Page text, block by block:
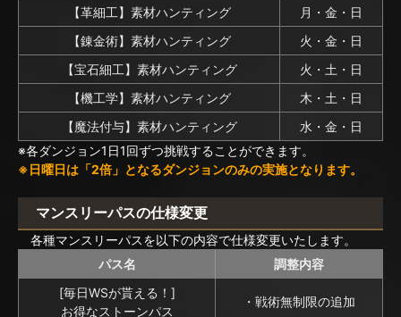
【革細工】素材ハンティング
月・金・日
【錬金術】素材ハンティング
火・金・日
【宝石細工】素材ハンティング
火・土・日
【機工学】素材ハンティング
木・土・日
【魔法付与】素材ハンティング
水・金・日
※各ダンジョン1日1回ずつ挑戦することができます。
※日曜日は「2倍」となるダンジョンのみの実施となります。
マンスリーパスの仕様変更
各種マンスリーパスを以下の内容で仕様変更いたします。
パス名
調整内容
[毎日WSが貰える！]
お得なストーンパス
・戦術無制限の追加